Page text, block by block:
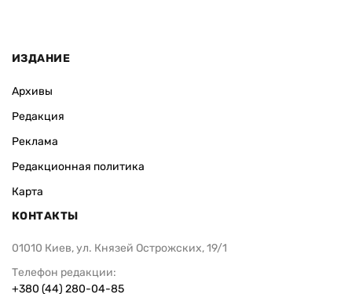
ИЗДАНИЕ
Архивы
Редакция
Реклама
Редакционная политика
Карта
КОНТАКТЫ
01010 Киев, ул. Князей Острожских, 19/1
Телефон редакции:
+380 (44) 280-04-85